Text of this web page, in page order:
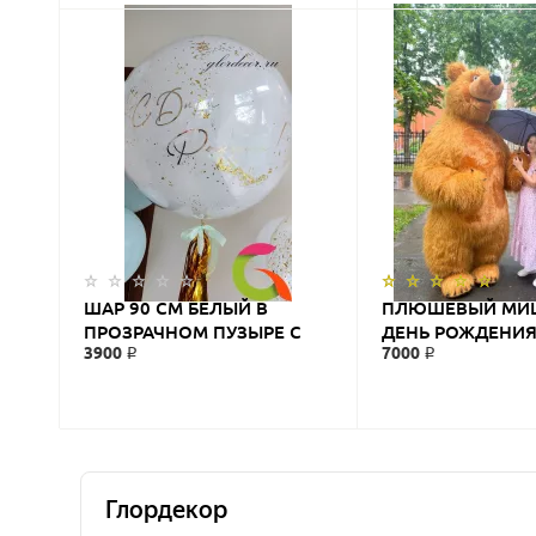
ШАР 90 СМ БЕЛЫЙ В
ПРОЗРАЧНОМ ПУЗЫРЕ С
КОНФЕТТИ И С НАДПИСЬЮ
3900 ₽
ПЛЮШЕВЫЙ
ДЕНЬ
2,6 М - АНИМАТОР
7000 ₽